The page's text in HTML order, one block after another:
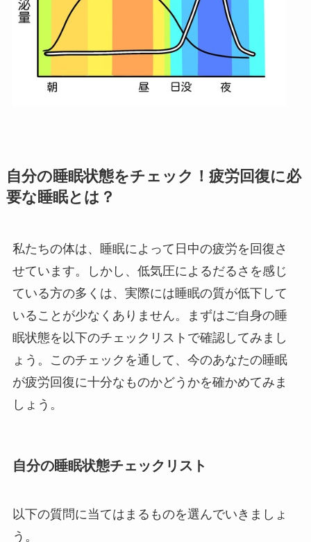
自分の睡眠状態をチェック！疲労回復に必
要な睡眠とは？
私たちの体は、睡眠によって日中の疲労を回復さ
せています。しかし、低気圧によるだるさを感じ
ている方の多くは、実際には睡眠の質が低下して
いることが少なくありません。まずはご自身の睡
眠状態を以下のチェックリストで確認してみまし
ょう。このチェックを通して、今のあなたの睡眠
が疲労回復に十分なものかどうかを確かめてみま
しょう。
自分の睡眠状態チェックリスト
以下の質問に当てはまるものを選んでいきましょ
う。